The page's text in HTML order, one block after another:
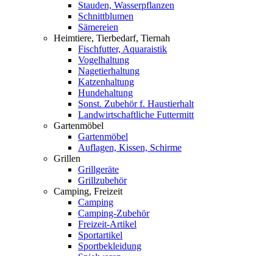
Stauden, Wasserpflanzen
Schnittblumen
Sämereien
Heimtiere, Tierbedarf, Tiernah
Fischfutter, Aquaraistik
Vogelhaltung
Nagetierhaltung
Katzenhaltung
Hundehaltung
Sonst. Zubehör f. Haustierhalt
Landwirtschaftliche Futtermitt
Gartenmöbel
Gartenmöbel
Auflagen, Kissen, Schirme
Grillen
Grillgeräte
Grillzubehör
Camping, Freizeit
Camping
Camping-Zubehör
Freizeit-Artikel
Sportartikel
Sportbekleidung